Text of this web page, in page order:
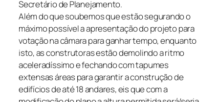
Secretário de Planejamento.
Além do que soubemos que estão segurando o
máximo possível a apresentação do projeto para
votação na câmara para ganhar tempo, enquanto
isto, as construtoras estão demolindo a ritmo
aceleradíssimo e fechando com tapumes
extensas áreas para garantir a construção de
edifícios de até 18 andares, eis que com a